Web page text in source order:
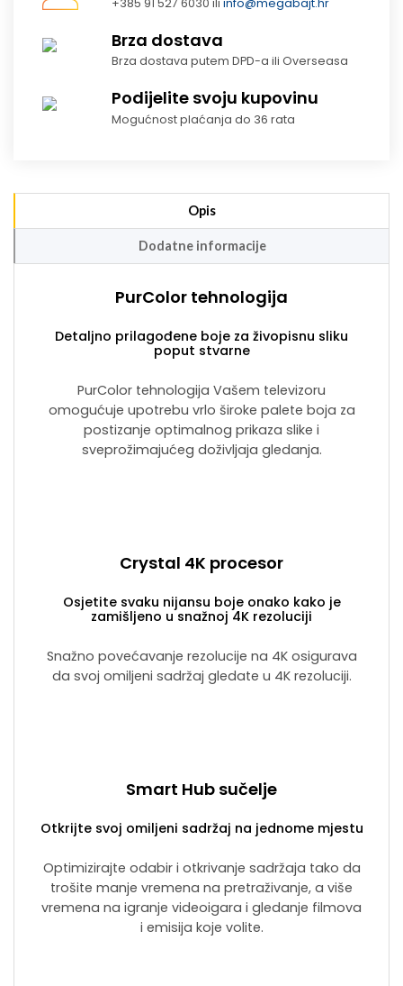
+385 91 527 6030 iliinfo@megabajt.hr
Brza dostava
Brza dostava putem DPD-a ili Overseasa
Podijelite svoju kupovinu
Mogućnost plaćanja do 36 rata
Opis
Dodatne informacije
PurColor tehnologija
Detaljno prilagođene boje za živopisnu sliku
poput stvarne
PurColor tehnologija Vašem televizoru
omogućuje upotrebu vrlo široke palete boja za
postizanje optimalnog prikaza slike i
sveprožimajućeg doživljaja gledanja.
Crystal 4K procesor
Osjetite svaku nijansu boje onako kako je
zamišljeno u snažnoj 4K rezoluciji
Snažno povećavanje rezolucije na 4K osigurava
da svoj omiljeni sadržaj gledate u 4K rezoluciji.
Smart Hub sučelje
Otkrijte svoj omiljeni sadržaj na jednome mjestu
Optimizirajte odabir i otkrivanje sadržaja tako da
trošite manje vremena na pretraživanje, a više
vremena na igranje videoigara i gledanje filmova
i emisija koje volite.